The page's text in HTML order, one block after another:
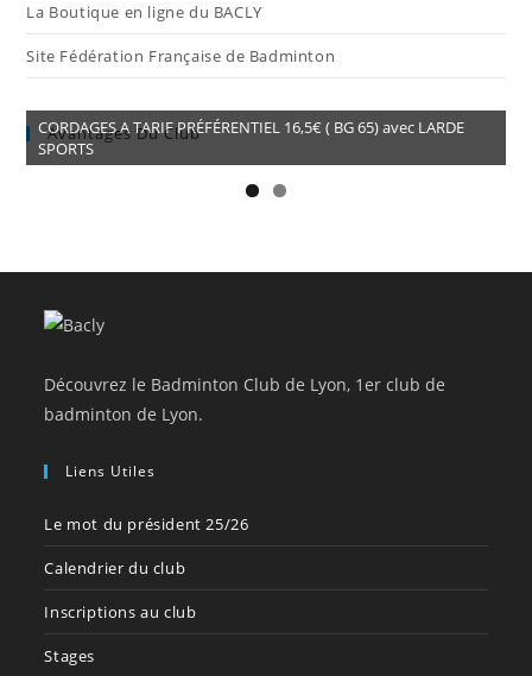
La Boutique en ligne du BACLY
Site Fédération Française de Badminton
Avantages Du Club
CORDAGES A TARIF PRÉFÉRENTIEL 16,5€ ( BG 65) avec LARDE
SPORTS
Découvrez le Badminton Club de Lyon, 1er club de
badminton de Lyon.
Liens Utiles
Le mot du président 25/26
Calendrier du club
Inscriptions au club
Stages